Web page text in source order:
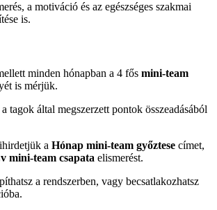
a motiváció és az egészséges szakmai
is.
minden hónapban a 4 fős mini-team
is mérjük.
tagok által megszerzett pontok összeadásából
a Hónap mini-team győztese címet,
mini-team csapata elismerést.
a rendszerben, vagy becsatlakozhatsz